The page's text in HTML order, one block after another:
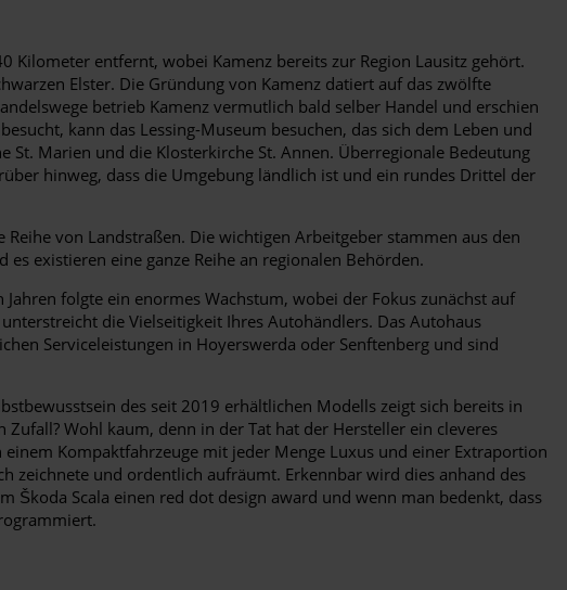
Kilometer entfernt, wobei Kamenz bereits zur Region Lausitz gehört.
Elster. Die Gründung von Kamenz datiert auf das zwölfte
betrieb Kamenz vermutlich bald selber Handel und erschien
kann das Lessing-Museum besuchen, das sich dem Leben und
Marien und die Klosterkirche St. Annen. Überregionale Bedeutung
hinweg, dass die Umgebung ländlich ist und ein rundes Drittel der
von Landstraßen. Die wichtigen Arbeitgeber stammen aus den
existieren eine ganze Reihe an regionalen Behörden.
folgte ein enormes Wachstum, wobei der Fokus zunächst auf
die Vielseitigkeit Ihres Autohändlers. Das Autohaus
Serviceleistungen in Hoyerswerda oder Senftenberg und sind
des seit 2019 erhältlichen Modells zeigt sich bereits in
Wohl kaum, denn in der Tat hat der Hersteller ein cleveres
Kompaktfahrzeuge mit jeder Menge Luxus und einer Extraportion
zeichnete und ordentlich aufräumt. Erkennbar wird dies anhand des
Škoda Scala einen red dot design award und wenn man bedenkt, dass